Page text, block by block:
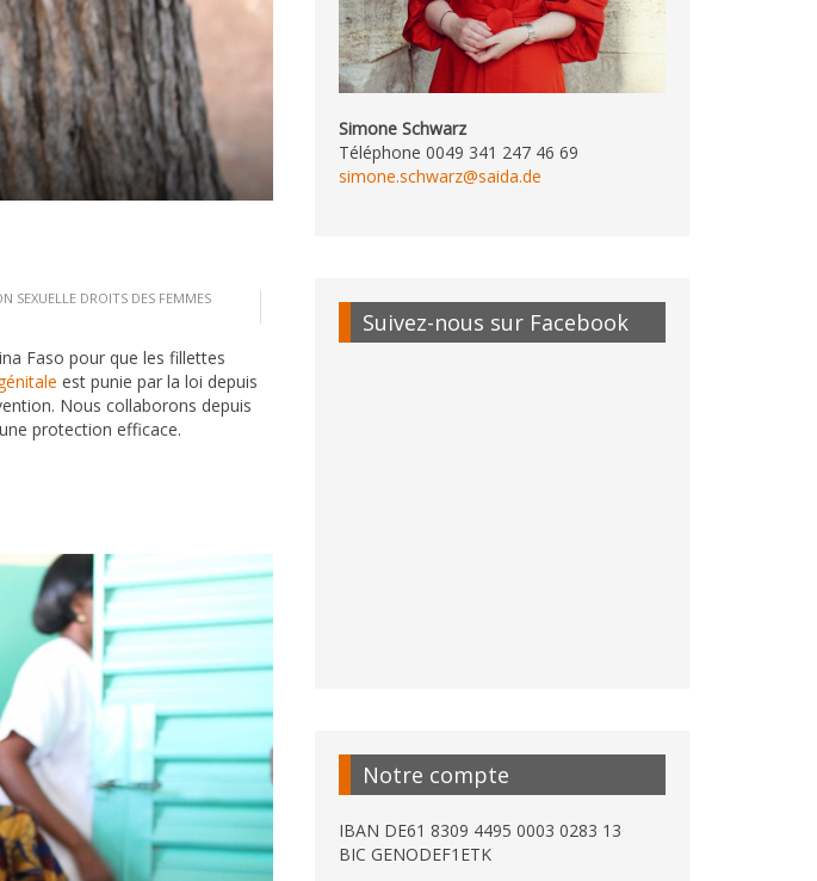
SEXUELLE DROITS DES FEMMES
Faso pour que les fillettes
est punie par la loi depuis
Nous collaborons depuis
protection efficace.
Simone Schwarz
Téléphone 0049 341 247 46 69
simone.schwarz@saida.de
Suivez-nous sur Facebook
Notre compte
IBAN DE61 8309 4495 0003 0283 13
BIC GENODEF1ETK